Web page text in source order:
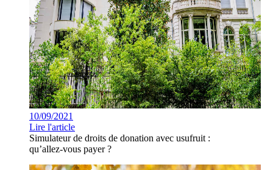
10/09/2021
Lire l'article
Simulateur de droits de donation avec usufruit :
qu’allez-vous payer ?